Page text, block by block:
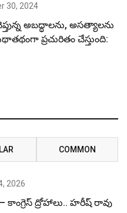
30, 2024
అబద్ధాలను, అసత్యాలను
ప్రచురితం చేస్తుంది:
COMMON
2026
కాంగ్రెస్ ద్రోహాలు.. హరీష్ రావు